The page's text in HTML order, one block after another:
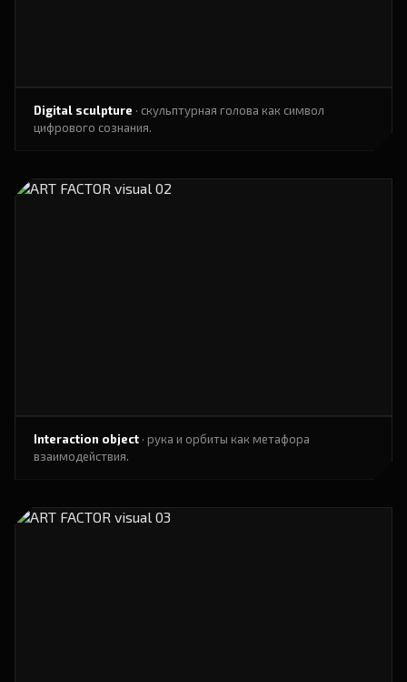
Digital sculpture · скульптурная голова как символ
цифрового сознания.
Interaction object · рука и орбиты как метафора
взаимодействия.